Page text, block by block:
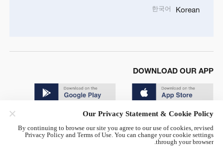
Korean
한국어
DOWNLOAD OUR APP
© China Radio International.CRI. All Rights Reserved. 16A
Our Privacy Statement & Cookie Policy
By continuing to browse our site you agree to our use of cookies, revised
Privacy Policy and Terms of Use. You can change your cookie settings
through your browser.